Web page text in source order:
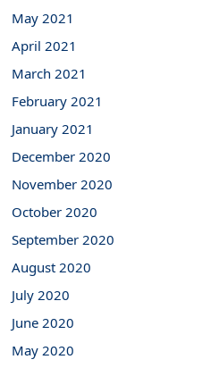
May 2021
April 2021
March 2021
February 2021
January 2021
December 2020
November 2020
October 2020
September 2020
August 2020
July 2020
June 2020
May 2020